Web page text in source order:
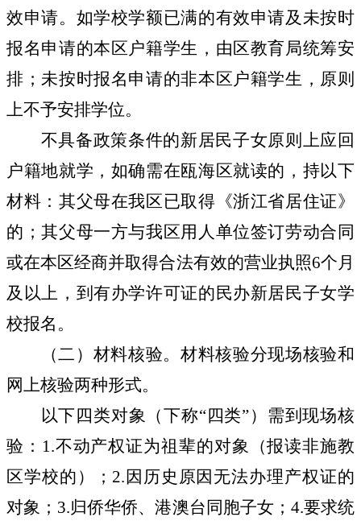
效申请。如学校学额已满的有效申请及未按时
报名申请的本区户籍学生，由区教育局统筹安
排；未按时报名申请的非本区户籍学生，原则
上不予安排学位。
不具备政策条件的新居民子女原则上应回
户籍地就学，如确需在瓯海区就读的，持以下
材料：其父母在我区已取得《浙江省居住证》
的；其父母一方与我区用人单位签订劳动合同
或在本区经商并取得合法有效的营业执照6个月
及以上，到有办学许可证的民办新居民子女学
校报名。
（二）材料核验。 材料核验分现场核验和
网上核验两种形式。
以下四类对象（下称“四类”）需到现场核
验： 1.不动产权证为祖辈的对象（报读非施教
区学校的）； 2. 因历史原因无法办理产权证的
对象； 3.归侨华侨、港澳台同胞子女； 4.要求统